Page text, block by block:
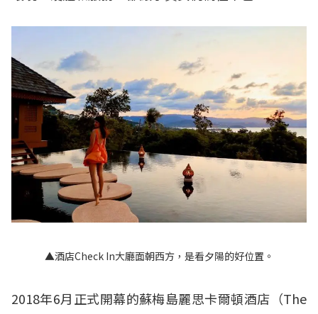
▲酒店Check In大廳面朝西方，是看夕陽的好位置。
2018年6月正式開幕的蘇梅島麗思卡爾頓酒店（The